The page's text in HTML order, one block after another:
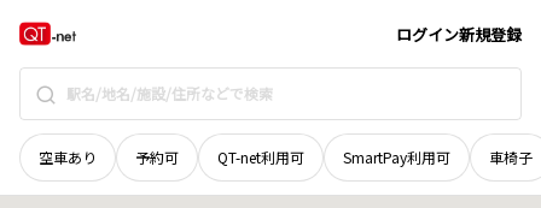
ログイン新規登録
空車あり 予約可 QT-net利用可 SmartPay利用可 車椅子
鳥取県